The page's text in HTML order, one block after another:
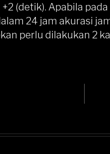
(detik). Apabila
24 jam akurasi
perlu dilakukan 2